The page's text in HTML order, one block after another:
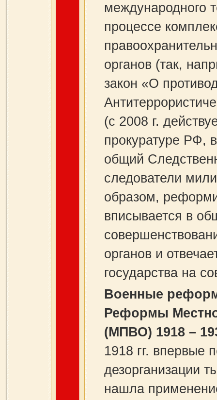
международного
процессе
органов (так,
закон «О
(с 2008 г.
прокуратуре РФ,
общий
следователи
образом,
вписывается в
органов и
государства на
Военные
Реформы
(МПВО) 1918 –
1918 гг. впервые
дезорганизации
нашла